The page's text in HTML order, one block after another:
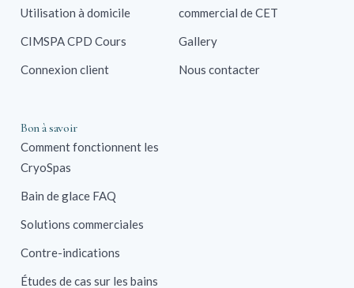
Utilisation à domicile
CIMSPA CPD Cours
Connexion client
commercial de CET
Gallery
Nous contacter
Bon à savoir
Comment fonctionnent les
CryoSpas
Bain de glace FAQ
Solutions commerciales
Contre-indications
Études de cas sur les bains